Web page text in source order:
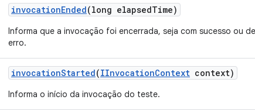
invocationEnded(long elapsedTime)
Informa que a invocação foi encerrada, seja com sucesso ou
erro.
invocationStarted(IInvocationContext context)
Informa o início da invocação do teste.